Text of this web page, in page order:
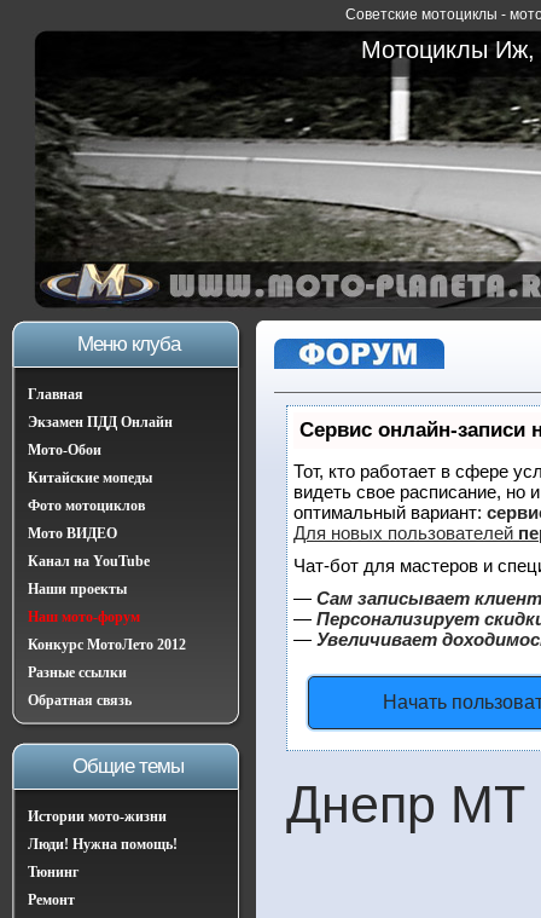
Советские мотоциклы -
Мотоциклы Иж,
Меню клуба
Главная
Экзамен ПДД Онлайн
Мото-Обои
Китайские мопеды
Фото мотоциклов
Мото ВИДЕО
Канал на YouTube
Наши проекты
Наш мото-форум
Конкурс МотоЛето 2012
Разные ссылки
Обратная связь
Общие темы
Истории мото-жизни
Люди! Нужна помощь!
Тюнинг
Ремонт
Сервис онлайн-записи
Тот, кто работает в сфере
видеть свое расписание,
оптимальный вариант:
Для новых пользователей
Чат-бот для мастеров и
— Сам записывает
— Персонализирует
— Увеличивает
Начать
Днепр МТ